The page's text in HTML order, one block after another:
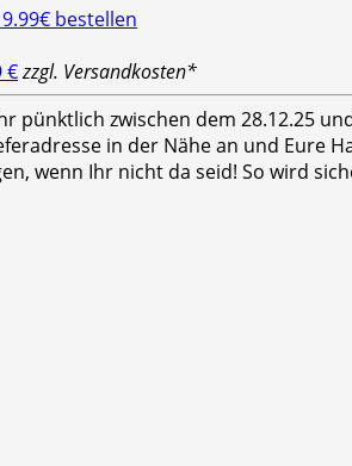
€zzgl. Versandkosten*
pünktlich zwischen dem 28.12.25
in der Nähe an und Eure
wenn Ihr nicht da seid! So wird